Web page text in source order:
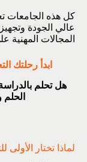
كل هذه الجامعات
عالي الجودة
المجالات المهنية
ابدأ رحلتك
هل تحلم
لماذا تختار الأولى